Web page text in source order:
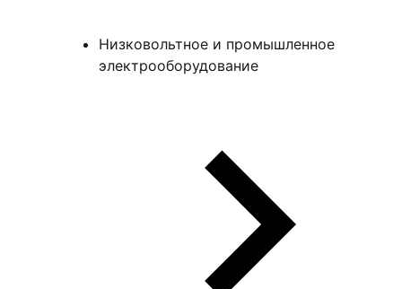
Низковольтное и промышленное
электрооборудование